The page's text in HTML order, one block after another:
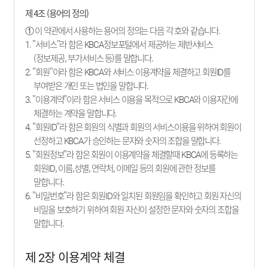
제 4조 (용어의 정의)
① 이 약관에서 사용하는 용어의 정의는 다음 각 호와 같습니다.
1. "서비스"라 함은 KBCA정보포털에서 제공하는 제반서비스
(정보제공, 부가서비스 등)를 말합니다.
2. "회원"이라 함은 KBCA와 서비스 이용계약을 체결하고 회원ID를
부여받은 개인 또는 법인을 말합니다.
3. "이용계약"이라 함은 서비스 이용을 목적으로 KBCA와 이용자간에
체결하는 계약을 말합니다.
4. "회원ID"라 함은 회원의 식별과 회원의 서비스이용을 위하여 회원이
선정하고 KBCA가 승인하는 문자와 숫자의 조합을 말합니다.
5. "회원정보"라 함은 회원이 이용계약을 체결할때 KBCA에 등록하는
회원ID, 이름,성별, 연락처, 이메일 등의 회원에 관한 정보를
말합니다.
6. "비밀번호"라 함은 회원ID와 일치된 회원임을 확인하고 회원 자신의
비밀을 보호하기 위하여 회원 자신이 설정한 문자와 숫자의 조합을
말합니다.
제 2장 이용계약 체결